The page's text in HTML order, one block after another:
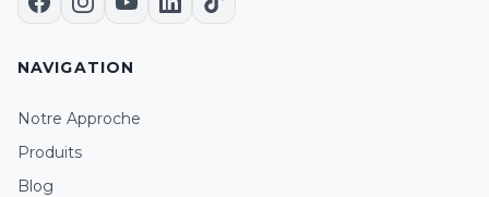
NAVIGATION
Notre Approche
Produits
Blog